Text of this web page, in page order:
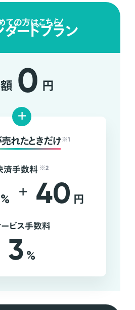
ての方はこちら
ードプラン
0 円
+
れたときだけ ※1
済手数料 ※2
% + 40 円
ビス手数料
3 %